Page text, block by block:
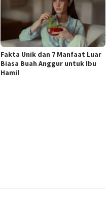
Fakta Unik dan 7 Manfaat Luar
Biasa Buah Anggur untuk Ibu
Hamil